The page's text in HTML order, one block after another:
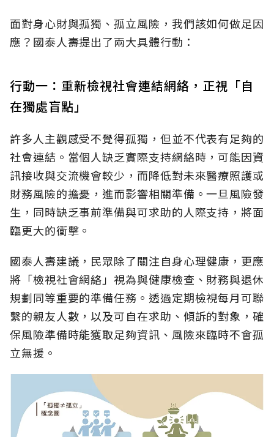
面對身心財與孤獨、孤立風險，我們該如何做足因
應？國泰人壽提出了兩大具體行動：
行動一：重新檢視社會連結網絡，正視「自
在獨處盲點」
許多人主觀感受不覺得孤獨，但並不代表有足夠的
社會連結。當個人缺乏實際支持網絡時，可能因資
訊接收與交流機會較少，而降低對未來醫療照護或
財務風險的擔憂，進而影響相關準備。一旦風險發
生，同時缺乏事前準備與可求助的人際支持，將面
臨更大的衝擊。
國泰人壽建議，民眾除了關注自身心理健康，更應
將「檢視社會網絡」視為與健康檢查、財務與退休
規劃同等重要的準備任務。透過定期檢視每月可聯
繫的親友人數，以及可自在求助、傾訴的對象，確
保風險準備時能獲取足夠資訊、風險來臨時不會孤
立無援。